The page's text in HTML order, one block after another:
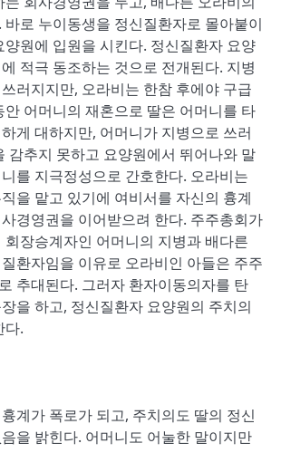
바로 누이동생을 정신질환자로 몰아붙이
양원에 입원을 시킨다. 정신질환자 요양
적극 동조하는 것으로 전개된다. 지병
러지지만, 오라비는 한참 후에야 구급
안 어머니의 재혼으로 딸은 어머니를 타
게 대하지만, 어머니가 지병으로 쓰러
감추지 못하고 요양원에서 뛰어나와 말
를 지극정성으로 간호한다. 오라비는
을 맡고 있기에 여비서를 자신의 흉계
경영권을 이어받으려 한다. 주주총회가
회장승계자인 어머니의 지병과 배다른
환자임을 이유로 오라비인 아들은 주주
추대된다. 그러자 환자이동의자를 탄
을 하고, 정신질환자 요양원의 주치의
다.
계가 폭로가 되고, 주치의도 딸의 정신
을 밝힌다. 어머니도 어눌한 말이지만